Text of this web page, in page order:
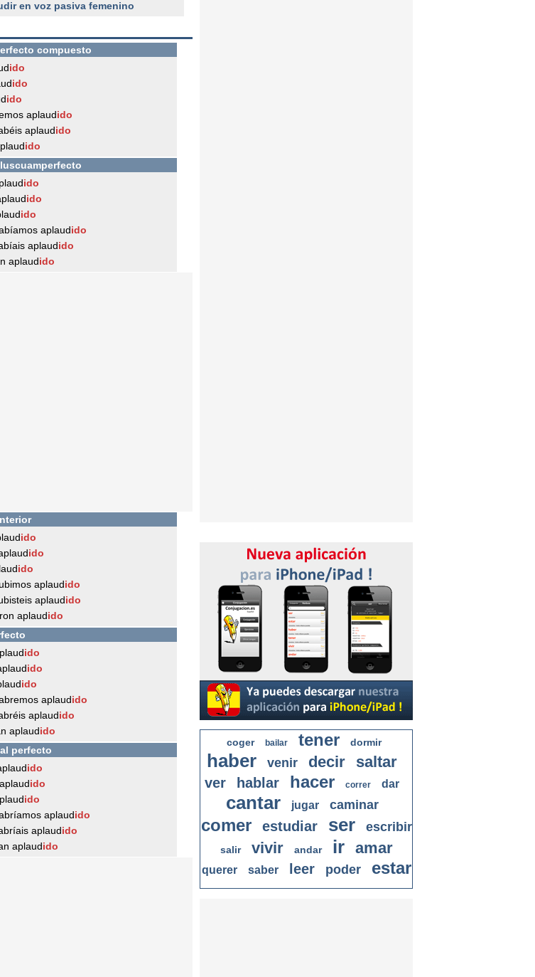
en voz pasiva femenino
compuesto
ido
ido
ido
aplaudido
aplaudido
ido
ido
ido
ido
aplaudido
aplaudido
aplaudido
ido
ido
ido
aplaudido
aplaudido
aplaudido
ido
ido
ido
aplaudido
aplaudido
aplaudido
perfecto
ido
ido
ido
aplaudido
aplaudido
aplaudido
coger bailar tener dormir
haber venir decir saltar
ver hablar hacer correr dar
cantar jugar caminar
comer estudiar ser escribir
salir vivir andar ir amar
querer saber leer poder estar